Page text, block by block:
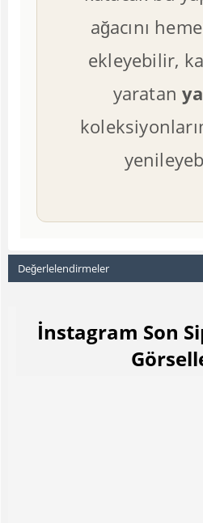
ağacını
ekleyebilir,
yaratan
Değerlelendirmeler
İnstagram Son